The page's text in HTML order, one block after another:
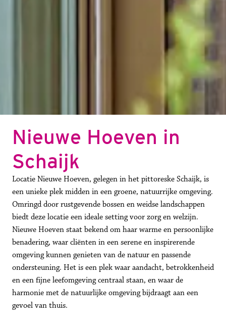
Nieuwe Hoeven in
Schaijk
Locatie Nieuwe Hoeven, gelegen in het pittoreske Schaijk, is
een unieke plek midden in een groene, natuurrijke omgeving.
Omringd door rustgevende bossen en weidse landschappen
biedt deze locatie een ideale setting voor zorg en welzijn.
Nieuwe Hoeven staat bekend om haar warme en persoonlijke
benadering, waar cliënten in een serene en inspirerende
omgeving kunnen genieten van de natuur en passende
ondersteuning. Het is een plek waar aandacht, betrokkenheid
en een fijne leefomgeving centraal staan, en waar de
harmonie met de natuurlijke omgeving bijdraagt aan een
gevoel van thuis.